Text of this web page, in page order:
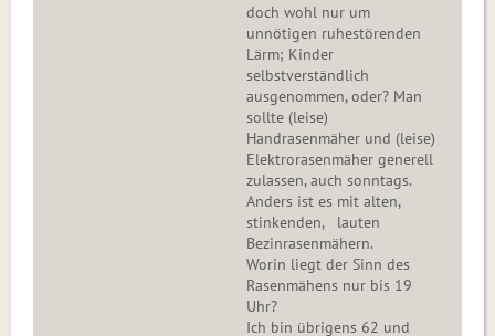
doch wohl nur um
unnötigen ruhestörenden
Lärm; Kinder
selbstverständlich
ausgenommen, oder? Man
sollte (leise)
Handrasenmäher und (leise)
Elektrorasenmäher generell
zulassen, auch sonntags.
Anders ist es mit alten,
stinkenden, lauten
Bezinrasenmähern.
Worin liegt der Sinn des
Rasenmähens nur bis 19
Uhr?
Ich bin übrigens 62 und